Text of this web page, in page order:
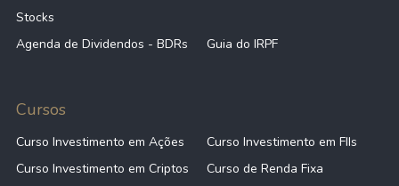
Stocks
Agenda de Dividendos - BDRs Guia do IRPF
Cursos
Curso Investimento em Ações
Curso Investimento em FIIs
Curso Investimento em Criptos
Curso de Renda Fixa